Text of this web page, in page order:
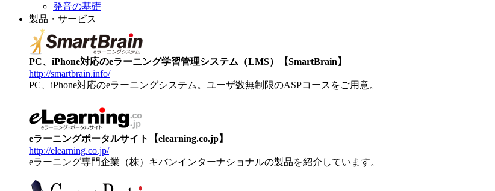
発音の基礎
製品・サービス
PC、iPhone対応のeラーニング学習管理システム（LMS）【SmartBrain】
http://smartbrain.info/
PC、iPhone対応のeラーニングシステム。ユーザ数無制限のASPコースをご用意。
eラーニングポータルサイト【elearning.co.jp】
http://elearning.co.jp/
eラーニング専門企業（株）キバンインターナショナルの製品を紹介しています。